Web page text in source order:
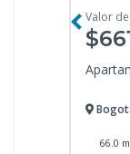
Valor
66.0